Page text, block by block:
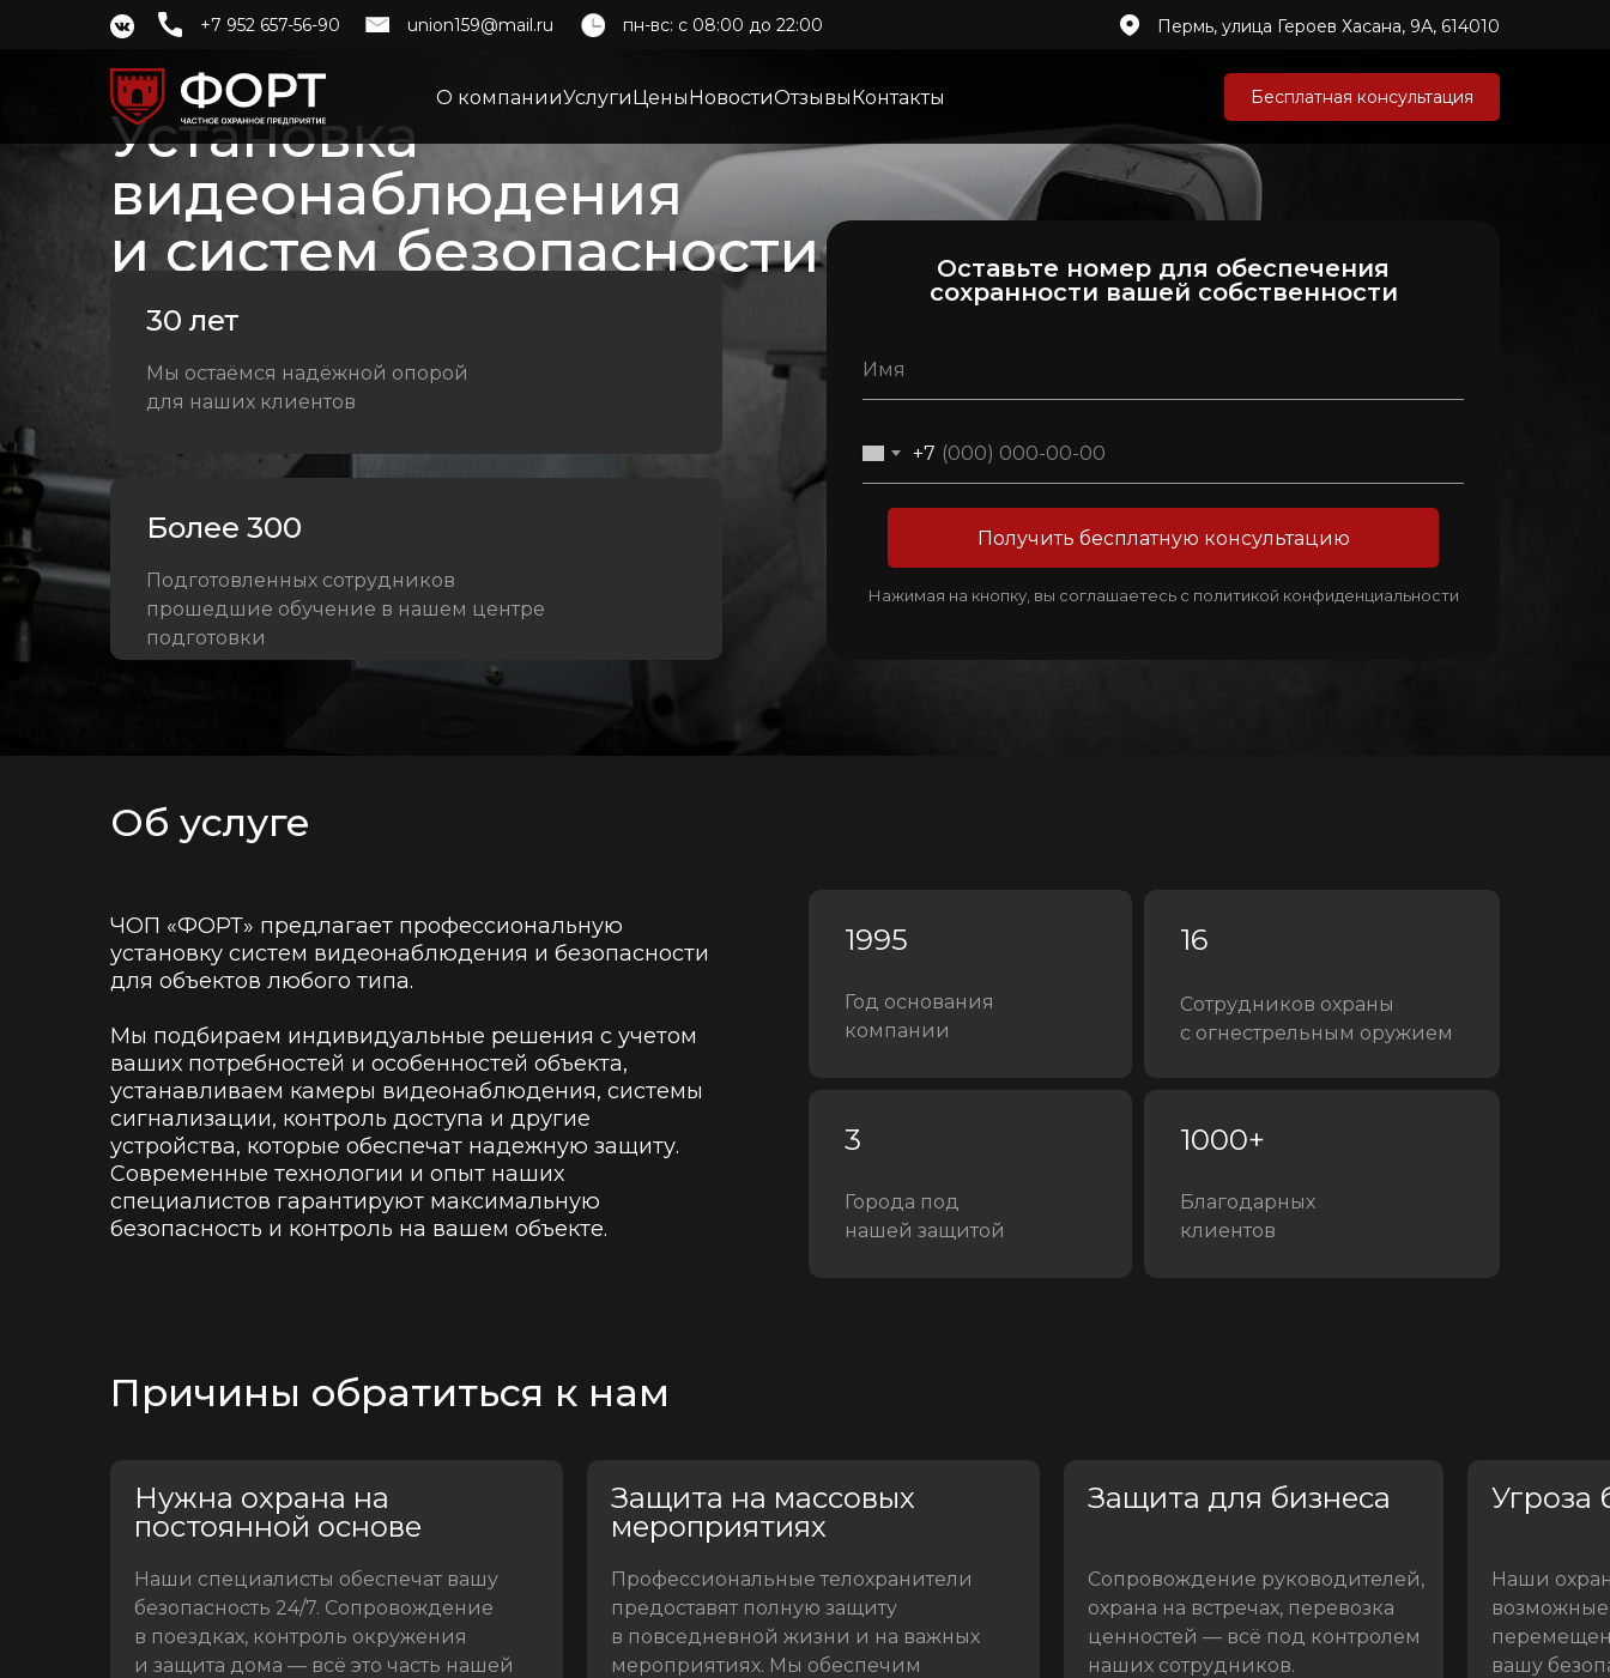
О компанииУслугиЦеныНовостиОтзывыКонтакты
Пермь, улица Героев Хасана, 9А, 614010
пн-вс: c 08:00 до 22:00
union159@mail.ru
+7 952 657-56-90
Бесплатная консультация
Оставьте номер для обеспечения
сохранности вашей собственности
Установка
видеонаблюдения
и систем безопасности
+7
Получить бесплатную консультацию
Нажимая на кнопку, вы соглашаетесь с политикой конфиденциальности
Подготовленных сотрудников
прошедшие обучение в нашем центре
подготовки
Более 300
Мы остаёмся надёжной опорой
для наших клиентов
30 лет
Об услуге
ЧОП «ФОРТ» предлагает профессиональную
установку систем видеонаблюдения и безопасности
для объектов любого типа.
Мы подбираем индивидуальные решения с учетом
ваших потребностей и особенностей объекта,
устанавливаем камеры видеонаблюдения, системы
сигнализации, контроль доступа и другие
устройства, которые обеспечат надежную защиту.
Современные технологии и опыт наших
специалистов гарантируют максимальную
безопасность и контроль на вашем объекте.
Год основания
компании
16
Сотрудников охраны
с огнестрельным оружием
1995
Благодарных
клиентов
1000+
Города под
нашей защитой
3
Причины обратиться к нам
Сопровождение руководителей,
охрана на встречах, перевозка
ценностей — всё под контролем
наших сотрудников.
Угроза
Наши
вашу
Защита для бизнеса
Наши специалисты обеспечат вашу
безопасность 24/7. Сопровождение
в поездках, контроль окружения
и защита дома — всё это часть нашей
Нужна охрана на
постоянной основе
Профессиональные телохранители
предоставят полную защиту
в повседневной жизни и на важных
мероприятиях. Мы обеспечим
Защита на массовых
мероприятиях